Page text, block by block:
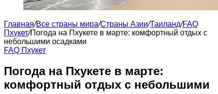
Главная/Все страны мира/Страны Азии/Таиланд/FAQ
Пхукет/Погода на Пхукете в марте: комфортный отдых с
небольшими осадками
FAQ Пхукет
Погода на Пхукете в марте:
комфортный отдых с небольшими